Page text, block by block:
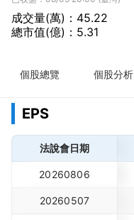
成交量(萬)：45.22
總市值(億)：5.31
個股總覽 個股分析
EPS
法說會日期
20260806
20260507